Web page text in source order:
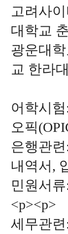
고려사
대학교
광운대
교 한라
어학시
오픽
은행관
내역서,
민원서
<p><p>
세무관